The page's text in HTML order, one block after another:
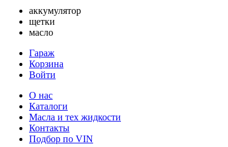
аккумулятор
щетки
масло
Гараж
Корзина
Войти
О нас
Каталоги
Масла и тех жидкости
Контакты
Подбор по VIN